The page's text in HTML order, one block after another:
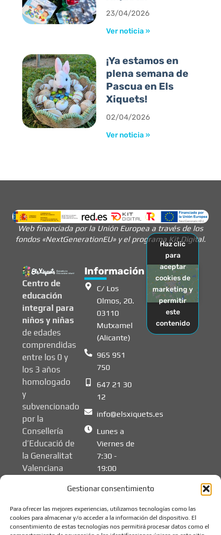
Gestionar consentimiento
Para ofrecer las mejores experiencias, utilizamos tecnologías como las
cookies para almacenar y/o acceder a la información del dispositivo. El
consentimiento de estas tecnologías nos permitirá procesar datos como el
23/04/2026
Ver noticia »
¡Ya estamos en
plena semana de
Pascua en Els
Xiquets!
02/04/2026
Ver noticia »
Web financiada por la Unión Europea a través de los
fondos «NextGenerationEU» y el programa Kit Digital.
Centro de
educación
integral para
niños y niñas
de edades
comprendidas
entre los 0 y
los 3 años
homologado
y
subvencionado
por la
Consellería
d’Educació de
la Generalitat
Valenciana
Información
C/ Los
Olmos, 20.
03110
Mutxamel
(Alicante)
965 951
750
647 21 30
12
info@elsxiquets.es
Lunes a
Viernes de
7:30 -
19:00
Haz clic
para
aceptar
cookies de
marketing y
permitir
este
contenido